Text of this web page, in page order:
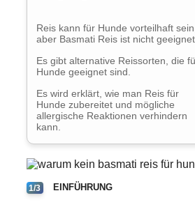
Reis kann für Hunde vorteilhaft
aber Basmati Reis ist nicht
Es gibt alternative Reissorten, die
Hunde geeignet sind.
Es wird erklärt, wie man Reis für
Hunde zubereitet und mögliche
allergische Reaktionen verhindern
kann.
1/3 EINFÜHRUNG